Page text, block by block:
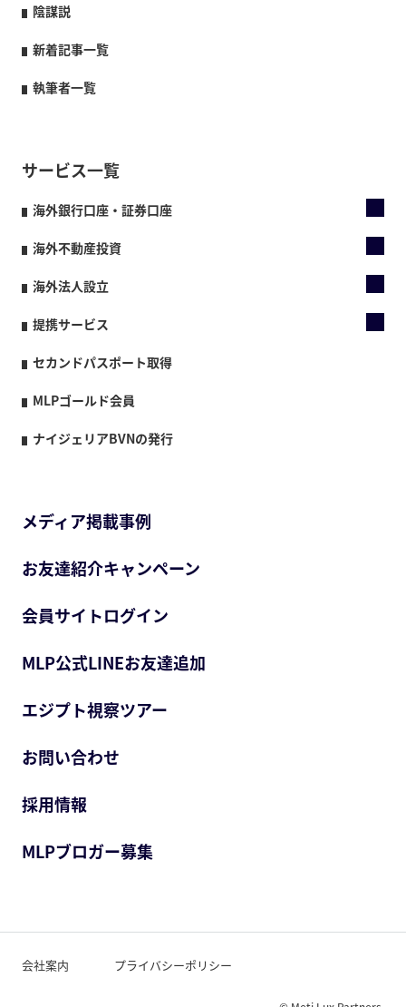
陰謀説
新着記事一覧
執筆者一覧
サービス一覧
海外銀行口座・証券口座
海外不動産投資
海外法人設立
提携サービス
セカンドパスポート取得
MLPゴールド会員
ナイジェリアBVNの発行
メディア掲載事例
お友達紹介キャンペーン
会員サイトログイン
MLP公式LINEお友達追加
エジプト視察ツアー
お問い合わせ
採用情報
MLPブロガー募集
会社案内 プライバシーポリシー